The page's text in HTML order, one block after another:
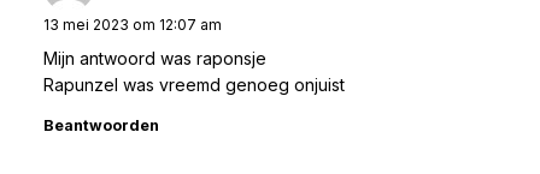
13 mei 2023 om 12:07 am
Mijn antwoord was raponsje
Rapunzel was vreemd genoeg onjuist
Beantwoorden